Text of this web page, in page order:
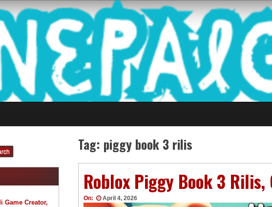
Review Game Terkini
Tag: piggy book 3 rilis
Roblox Piggy Book 3
On: April 4, 2026
Game Creator,